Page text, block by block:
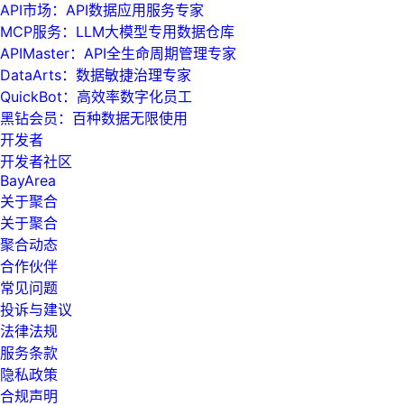
API市场：API数据应用服务专家
MCP服务：LLM大模型专用数据仓库
APIMaster：API全生命周期管理专家
DataArts：数据敏捷治理专家
QuickBot：高效率数字化员工
黑钻会员：百种数据无限使用
开发者
开发者社区
BayArea
关于聚合
关于聚合
聚合动态
合作伙伴
常见问题
投诉与建议
法律法规
服务条款
隐私政策
合规声明